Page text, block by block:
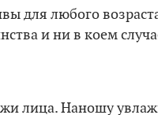
для любого
и ни в коем
лица. Наношу